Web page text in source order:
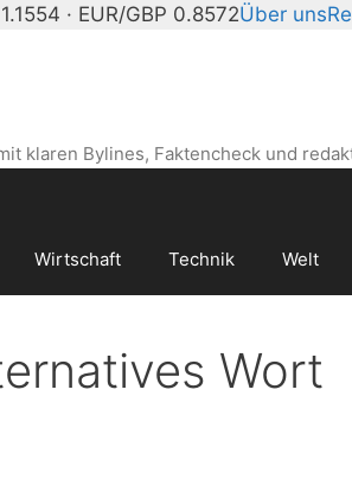
· EUR/GBP 0.8572Über uns
klaren Bylines, Faktencheck und
Wirtschaft Technik Welt
Wort